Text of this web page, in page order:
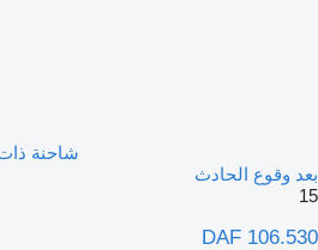
بعد وقوع الحادث
15
DAF 106.530